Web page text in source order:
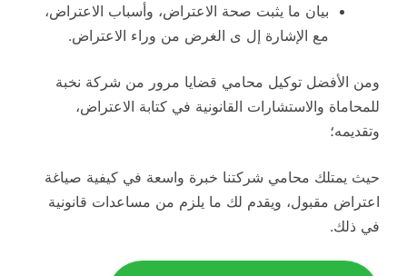
بيان ما يثبت صحة الاعتراض، وأسباب الاعتراض،
مع الإشارة إل ى الغرض من وراء الاعتراض.
ومن الأفضل توكيل محامي قضايا مرور من شركة نخبة
للمحاماة والاستشارات القانونية في كتابة الاعتراض،
وتقديمه؛
حيث يمتلك محامي شركتنا خبرة واسعة في كيفية صياغة
اعتراض مقبول، ويقدم لك ما يلزم من مساعدات قانونية
في ذلك.